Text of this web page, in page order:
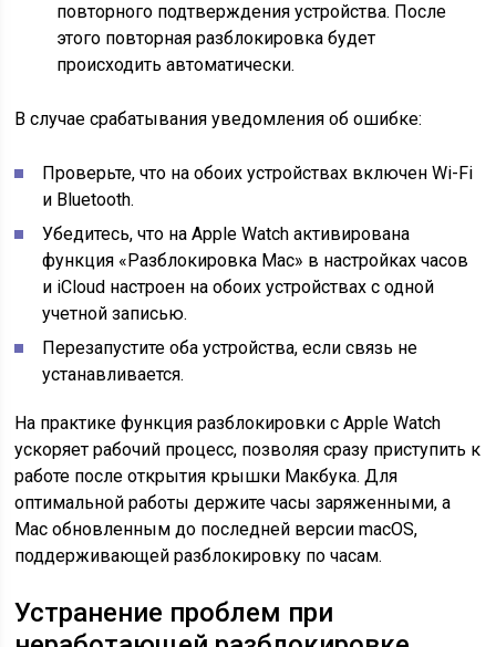
повторного подтверждения устройства. После
этого повторная разблокировка будет
происходить автоматически.
В случае срабатывания уведомления об ошибке:
Проверьте, что на обоих устройствах включен Wi-Fi
и Bluetooth.
Убедитесь, что на Apple Watch активирована
функция «Разблокировка Mac» в настройках часов
и iCloud настроен на обоих устройствах с одной
учетной записью.
Перезапустите оба устройства, если связь не
устанавливается.
На практике функция разблокировки с Apple Watch
ускоряет рабочий процесс, позволяя сразу приступить к
работе после открытия крышки Макбука. Для
оптимальной работы держите часы заряженными, а
Mac обновленным до последней версии macOS,
поддерживающей разблокировку по часам.
Устранение проблем при